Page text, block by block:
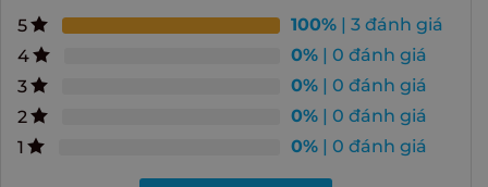
5 100% | 3 đánh giá
4
0% | 0 đánh giá
3
0% | 0 đánh giá
2
0% | 0 đánh giá
1
0% | 0 đánh giá